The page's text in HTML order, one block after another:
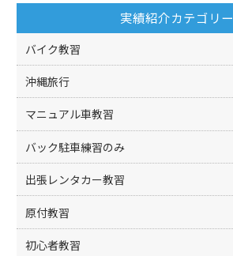
o
k
実績紹介カテゴリー
バイク教習
沖縄旅行
マニュアル車教習
バック駐車練習のみ
出張レンタカー教習
原付教習
初心者教習